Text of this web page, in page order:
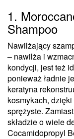
1.
Shampoo
Nawilżający
– nawilża i
kondycji, jest też
ponieważ ładnie
keratyna
kosmykach,
sprężyste.
składzie o wiele
Cocamidopropyl